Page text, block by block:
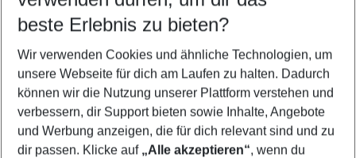
5-8 Nächte
2 Erwachsene Keine Kinder
Mehr Filter anzeigen
beste Erlebnis zu bieten?
Wir verwenden Cookies und ähnliche Technologien, um
unsere Webseite für dich am Laufen zu halten. Dadurch
können wir die Nutzung unserer Plattform verstehen und
verbessern, dir Support bieten sowie Inhalte, Angebote
und Werbung anzeigen, die für dich relevant sind und zu
dir passen. Klicke auf „Alle akzeptieren“, wenn du